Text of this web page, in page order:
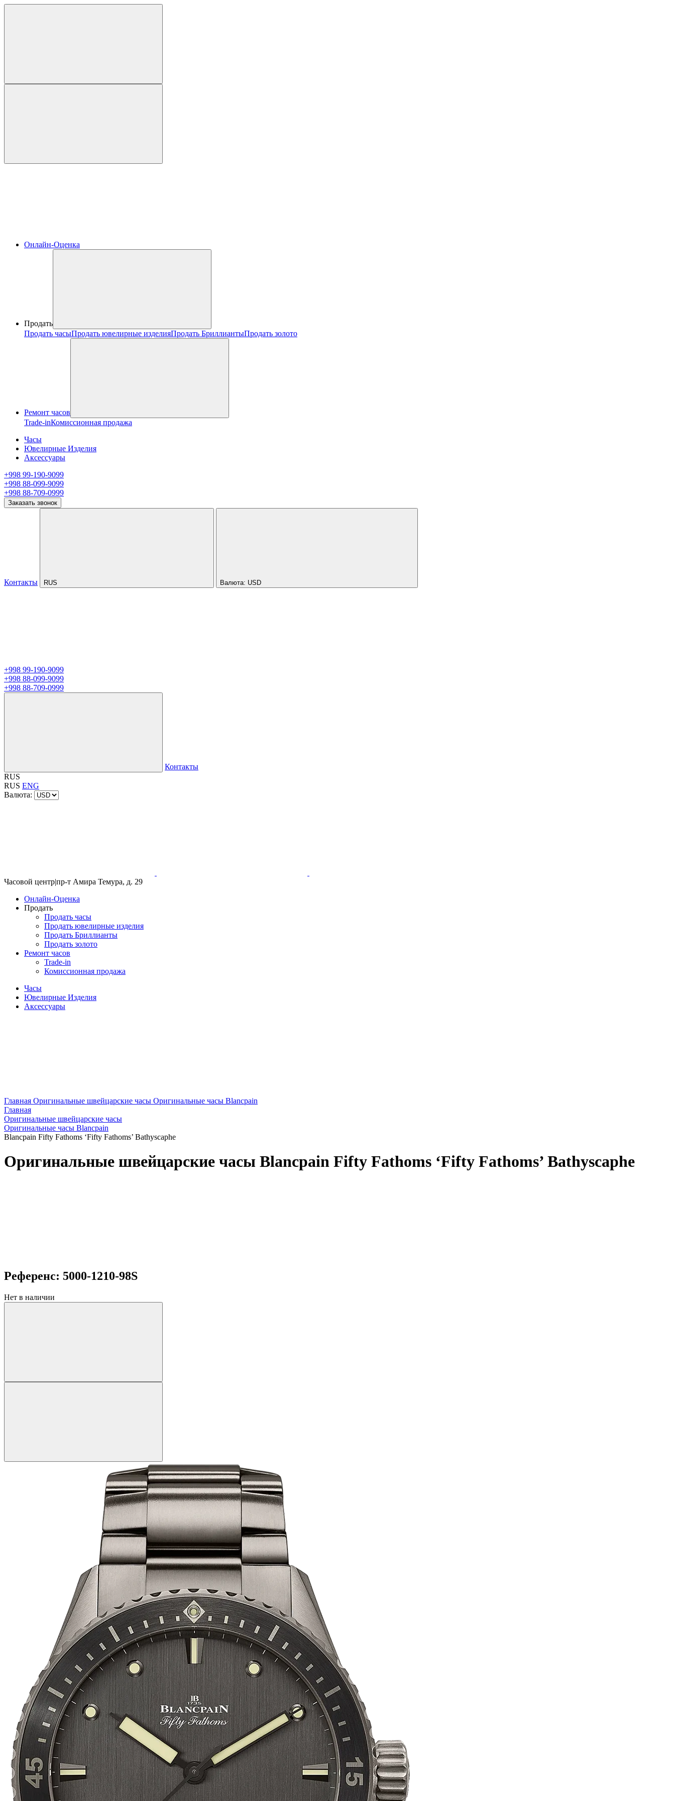
Онлайн-Оценка
Продать
Продать часыПродать ювелирные изделияПродать БриллиантыПродать золото
Ремонт часов
Trade-inКомиссионная продажа
Часы
Ювелирные Изделия
Аксессуары
+998 99-190-9099
+998 88-099-9099
+998 88-709-0999
Заказать звонок
Контакты RUS Валюта: USD
+998 99-190-9099
+998 88-099-9099
+998 88-709-0999
Контакты
RUS
RUS ENG
Валюта:
Часовой центр|пр-т Амира Темура, д. 29
Онлайн-Оценка
Продать
Продать часы
Продать ювелирные изделия
Продать Бриллианты
Продать золото
Ремонт часов
Trade-in
Комиссионная продажа
Часы
Ювелирные Изделия
Аксессуары
Главная Оригинальные швейцарские часы Оригинальные часы Blancpain
Главная
Оригинальные швейцарские часы
Оригинальные часы Blancpain
Blancpain Fifty Fathoms ‘Fifty Fathoms’ Bathyscaphe
Оригинальные швейцарские часы Blancpain Fifty Fathoms ‘Fifty Fathoms’ Bathyscaphe
Референс: 5000-1210-98S
Нет в наличии